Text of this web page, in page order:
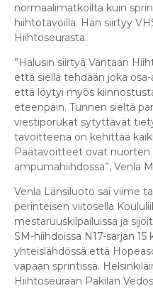
normaalimatkoilta kuin
hiihtotavoilla. Hän siirtyy
Hiihtoseurasta.
”Halusin siirtyä Vantaan
että siellä tehdään joka
että löytyi myös
eteenpäin. Tunnen sieltä
viestiporukat sytyttävät
tavoitteena on kehittää
Päätavoitteet ovat nuorten
ampumahiihdossa”, Venla
Venla Länsiluoto sai viime
perinteisen viitosella
mestaruuskilpailuissa ja
SM-hiihdoissa N17-sarjan
yhteislähdössä että
vapaan sprintissä.
Hiihtoseuraan Pakilan